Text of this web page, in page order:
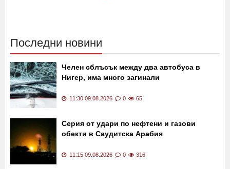
Последни новини
Челен сблъсък между два автобуса в
Нигер, има много загинали
11:30 09.08.2026 0 65
Серия от удари по нефтени и газови
обекти в Саудитска Арабия
11:15 09.08.2026 0 316